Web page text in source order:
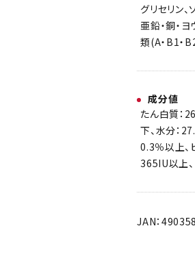
グリセリン、
亜鉛・銅・
類(A・B1・
成分値
たん白質：
下、水分：
0.3％以上、
365IU以上
JAN：